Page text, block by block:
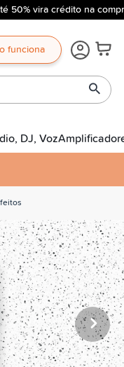
50% vira crédito na compra
funciona
DJ, Voz